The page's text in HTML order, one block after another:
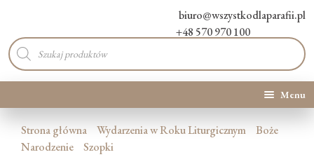
biuro@wszystkodlaparafii.pl
+48 570 970 100
Wyszukiwarka
produktów
Menu
Kategorie produktów
Strona główna Wydarzenia w Roku Liturgicznym
Boże
Narodzenie
Szopki